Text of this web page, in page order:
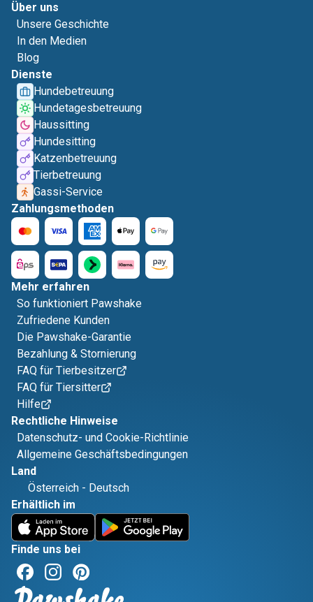
Über uns
Unsere Geschichte
In den Medien
Blog
Dienste
Hundebetreuung
Hundetagesbetreuung
Haussitting
Hundesitting
Katzenbetreuung
Tierbetreuung
Gassi-Service
Zahlungsmethoden
Mehr erfahren
So funktioniert Pawshake
Zufriedene Kunden
Die Pawshake-Garantie
Bezahlung & Stornierung
FAQ für Tierbesitzer
FAQ für Tiersitter
Hilfe
Rechtliche Hinweise
Datenschutz- und Cookie-Richtlinie
Allgemeine Geschäftsbedingungen
Land
Österreich - Deutsch
Erhältlich im
Finde uns bei